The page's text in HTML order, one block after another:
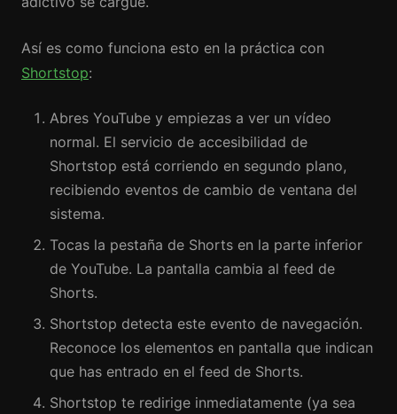
Así es como funciona esto en la práctica con
Shortstop:
Abres YouTube y empiezas a ver un vídeo
normal. El servicio de accesibilidad de
Shortstop está corriendo en segundo plano,
recibiendo eventos de cambio de ventana del
sistema.
Tocas la pestaña de Shorts en la parte inferior
de YouTube. La pantalla cambia al feed de
Shorts.
Shortstop detecta este evento de navegación.
Reconoce los elementos en pantalla que indican
que has entrado en el feed de Shorts.
Shortstop te redirige inmediatamente (ya sea